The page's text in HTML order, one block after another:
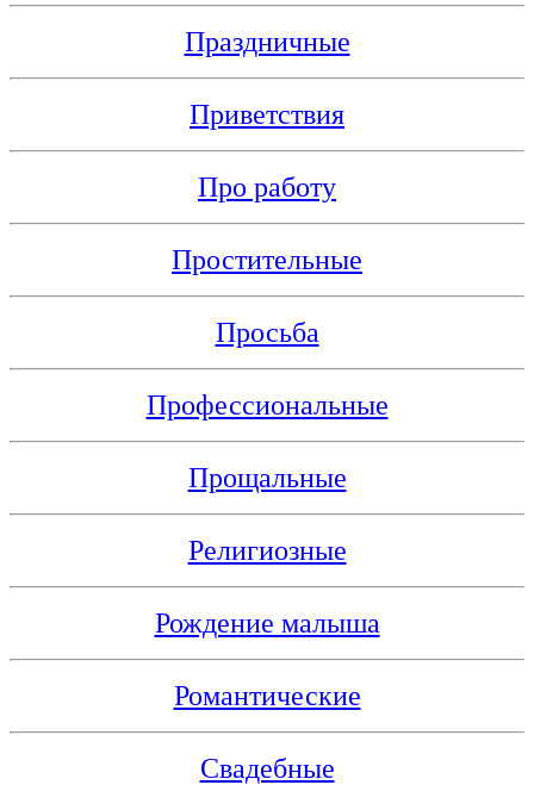
Праздничные
Приветствия
Про работу
Простительные
Просьба
Профессиональные
Прощальные
Религиозные
Рождение малыша
Романтические
Свадебные